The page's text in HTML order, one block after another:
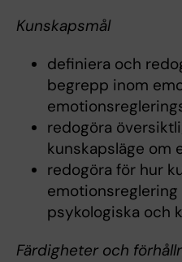
Kunskapsmål
definiera och
begrepp inom
redogöra
kunskapsläge om
redogöra för hur
psykologiska och
Färdigheter och